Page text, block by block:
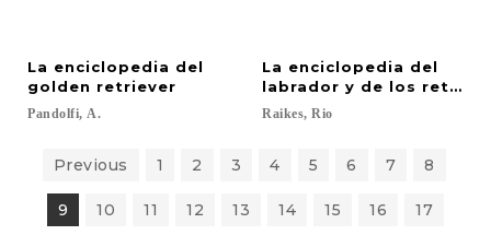
La enciclopedia del
golden retriever
Pandolfi, A.
La enciclopedia del
labrador y de los
Raikes, Rio
Previous 1 2 3 4 5 6 7 8
9 10 11 12 13 14 15 16 17